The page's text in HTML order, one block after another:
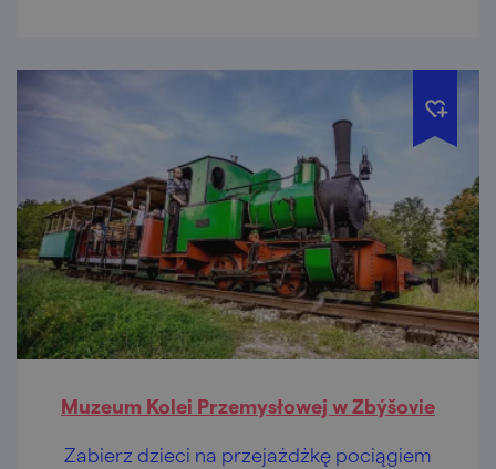
Muzeum Kolei Przemysłowej w Zbýšovie
Zabierz dzieci na przejażdżkę pociągiem